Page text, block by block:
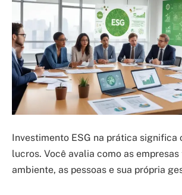
Investimento ESG na prática significa
lucros. Você avalia como as
ambiente, as pessoas e sua própria